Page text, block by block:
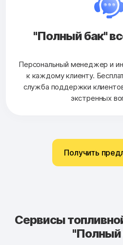
"Полный бак"
Персональный менеджер и
к каждому клиенту.
служба поддержки
экстренных
Получить
Сервисы
"Полный